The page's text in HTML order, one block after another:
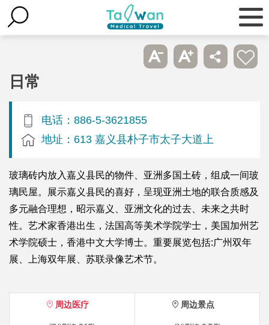
日常
电话：886-5-3621855
地址：613 嘉义县朴子市太子大道上
玻璃砖内放入嘉义县民的物件、亚洲多国土砖，组成一间玻
璃民屋。展示嘉义县民的喜好，呈现亚洲土地的联合质感及
多元融合理想，昭示嘉义、亚洲文化的过去、未来之共时
性。艺术家香港出生，法国高等美术学院学士，美国加州艺
术学院硕士，香港中文大学博士。重要展览包括:广州双年
展、上海双年展、苏联录像艺术节。
周边医疗 周边景点